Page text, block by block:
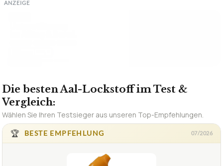
ANZEIGE
Die besten Aal-Lockstoff im Test &
Vergleich:
Wählen Sie Ihren Testsieger aus unseren Top-Empfehlungen.
🏆
BESTE EMPFEHLUNG 07/2026